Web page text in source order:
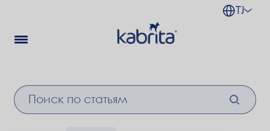
TJ